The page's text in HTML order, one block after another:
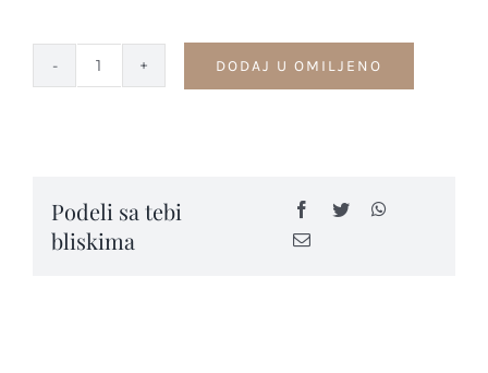
Minđuše
DODAJ U OMILJENO
Podeli sa tebi
bliskima